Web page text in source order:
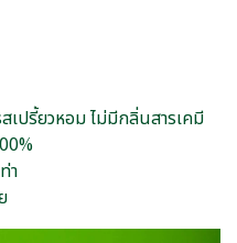
เปรี้ยวหอม ไม่มีกลิ่นสารเคมี
า